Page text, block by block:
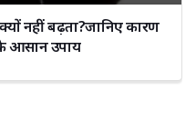
नहीं बढ़ता?जानिए कारण
आसान उपाय